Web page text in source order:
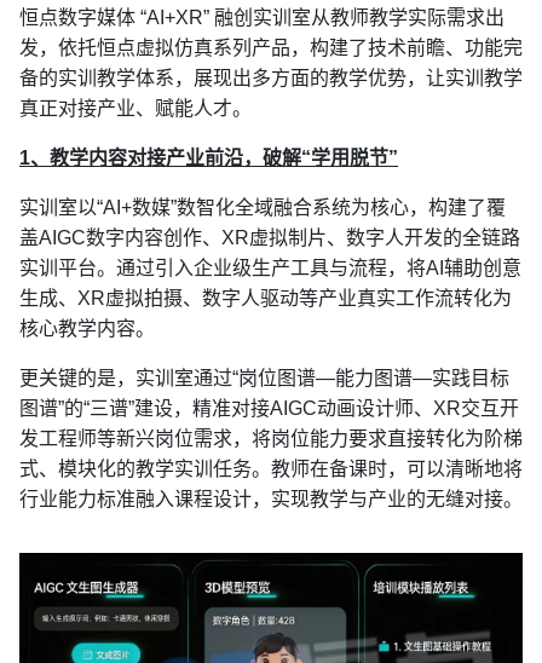
恒点数字媒体 “AI+XR” 融创实训室从教师教学实际需求出
发，依托恒点虚拟仿真系列产品，构建了技术前瞻、功能完
备的实训教学体系，展现出多方面的教学优势，让实训教学
真正对接产业、赋能人才。
1、教学内容对接产业前沿，破解“学用脱节”
实训室以“AI+数媒”数智化全域融合系统为核心，构建了覆
盖AIGC数字内容创作、XR虚拟制片、数字人开发的全链路
实训平台。通过引入企业级生产工具与流程，将AI辅助创意
生成、XR虚拟拍摄、数字人驱动等产业真实工作流转化为
核心教学内容。
更关键的是，实训室通过“岗位图谱—能力图谱—实践目标
图谱”的“三谱”建设，精准对接AIGC动画设计师、XR交互开
发工程师等新兴岗位需求，将岗位能力要求直接转化为阶梯
式、模块化的教学实训任务。教师在备课时，可以清晰地将
行业能力标准融入课程设计，实现教学与产业的无缝对接。